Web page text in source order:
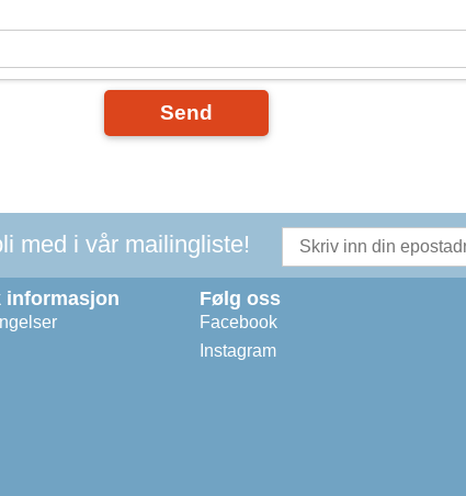
Send
med i vår mailingliste!
informasjon Følg oss
Facebook
Instagram